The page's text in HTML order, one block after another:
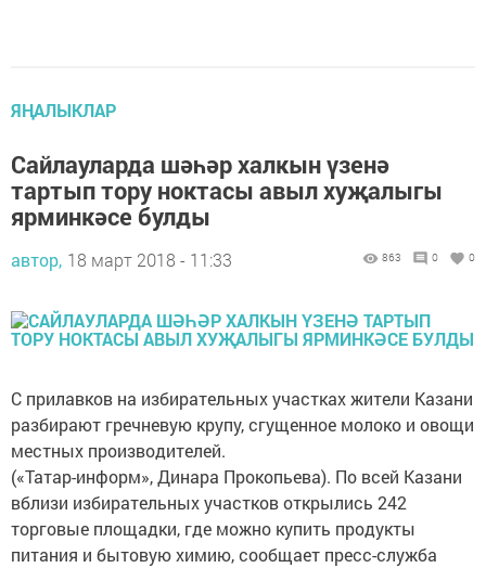
ЯҢАЛЫКЛАР
Сайлауларда шәһәр халкын үзенә
тартып тору ноктасы авыл хуҗалыгы
ярминкәсе булды
автор, 18 март 2018 - 11:33 863 0 0
С прилавков на избирательных участках жители Казани
разбирают гречневую крупу, сгущенное молоко и овощи
местных производителей.
(«Татар-информ», Динара Прокопьева). По всей Казани
вблизи избирательных участков открылись 242
торговые площадки, где можно купить продукты
питания и бытовую химию, сообщает пресс-служба